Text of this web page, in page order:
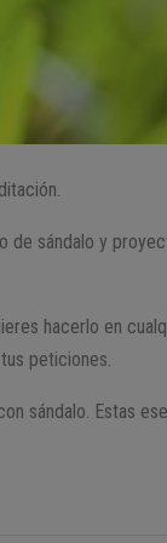
de sándalo y
hacerlo en
peticiones.
sándalo. Estas